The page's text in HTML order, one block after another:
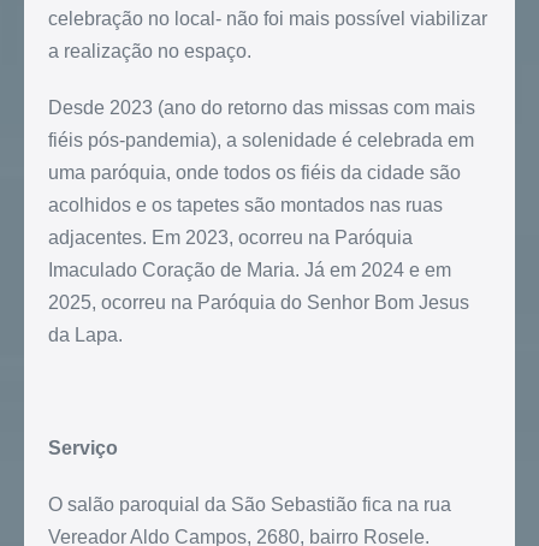
celebração no local- não foi mais possível viabilizar
a realização no espaço.
Desde 2023 (ano do retorno das missas com mais
fiéis pós-pandemia), a solenidade é celebrada em
uma paróquia, onde todos os fiéis da cidade são
acolhidos e os tapetes são montados nas ruas
adjacentes. Em 2023, ocorreu na Paróquia
Imaculado Coração de Maria. Já em 2024 e em
2025, ocorreu na Paróquia do Senhor Bom Jesus
da Lapa.
Serviço
O salão paroquial da São Sebastião fica na rua
Vereador Aldo Campos, 2680, bairro Rosele.